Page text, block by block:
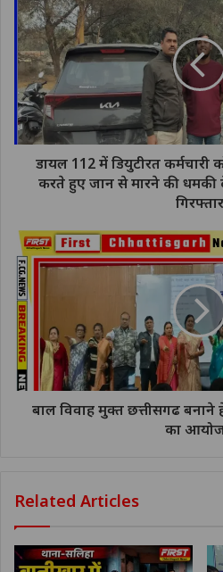
डायल 112 में डियुटीरत
करते हुए जान से मारने की धमकी
गिरफ्तार
बाल विवाह मुक्त छत्तीसगढ बनाने
का
Related Articles